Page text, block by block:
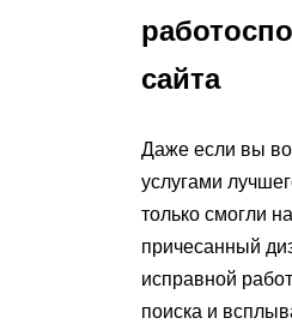
сайта
Даже если вы
услугами
только смогли
причесанный
исправной
поиска и